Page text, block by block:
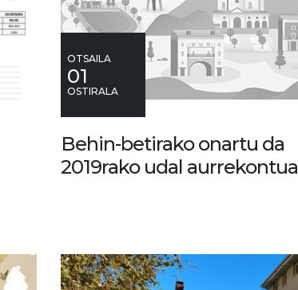
OTSAILA
01
OSTIRALA
Behin-betirako onartu da
2019rako udal aurrekontua